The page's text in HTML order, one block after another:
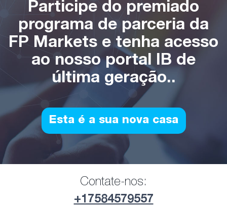
Participe do premiado
programa de parceria da
FP Markets e tenha acesso
ao nosso portal IB de
última geração..
Esta é a sua nova casa
Contate-nos:
+17584579557